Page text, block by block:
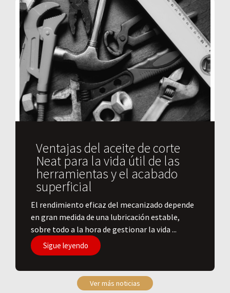
Ventajas del aceite de corte
Neat para la vida útil de las
herramientas y el acabado
superficial
El rendimiento eficaz del mecanizado depende
en gran medida de una lubricación estable,
sobre todo a la hora de gestionar la vida ...
Sigue leyendo
Ver más noticias